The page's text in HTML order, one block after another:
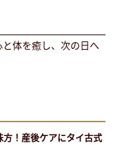
体を癒し、次の日へ
！産後ケアにタイ古式